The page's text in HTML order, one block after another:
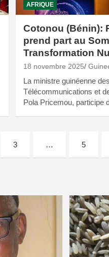
AFRIQUE
Cotonou (Bénin):
prend part au
Transformation
18 novembre 2025
La ministre guinéenne
Télécommunications et
Pola Pricemou, participe
3 … 5